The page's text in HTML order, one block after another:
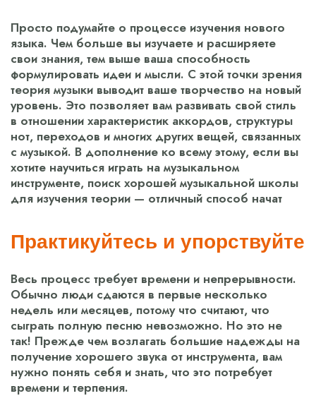
Просто подумайте о процессе изучения нового
языка. Чем больше вы изучаете и расширяете
свои знания, тем выше ваша способность
формулировать идеи и мысли. С этой точки зрения
теория музыки выводит ваше творчество на новый
уровень. Это позволяет вам развивать свой стиль
в отношении характеристик аккордов, структуры
нот, переходов и многих других вещей, связанных
с музыкой. В дополнение ко всему этому, если вы
хотите научиться играть на музыкальном
инструменте, поиск хорошей музыкальной школы
для изучения теории — отличный способ начат
Практикуйтесь и упорствуйте
Весь процесс требует времени и непрерывности.
Обычно люди сдаются в первые несколько
недель или месяцев, потому что считают, что
сыграть полную песню невозможно. Но это не
так! Прежде чем возлагать большие надежды на
получение хорошего звука от инструмента, вам
нужно понять себя и знать, что это потребует
времени и терпения.